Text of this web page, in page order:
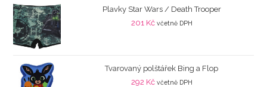
Plavky Star Wars / Death Trooper
201 Kč včetně DPH
Tvarovaný polštářek Bing a Flop
292 Kč včetně DPH